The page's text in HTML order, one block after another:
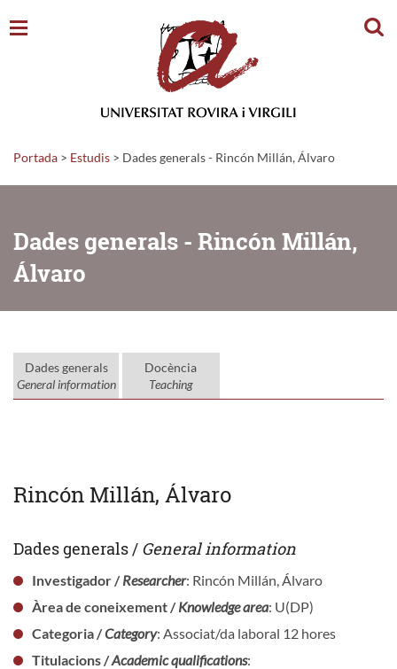
Portada > Estudis > Dades generals - Rincón Millán, Álvaro
Dades generals - Rincón Millán,
Álvaro
Dades generals
General information
Docència
Teaching
Rincón Millán, Álvaro
Dades generals / General information
Investigador /Researcher: Rincón Millán, Álvaro
Àrea de coneixement /Knowledge area: U(DP)
Categoria /Category: Associat/da laboral 12 hores
Titulacions /Academic qualifications: